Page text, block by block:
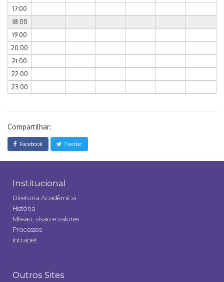
17:00
18:00
19:00
20:00
21:00
22:00
23:00
Compartilhar:
Facebook Twitter
Institucional
Diretoria Acadêmica
História
Missão, visão e valores
Processos
Intranet
Outros Sites